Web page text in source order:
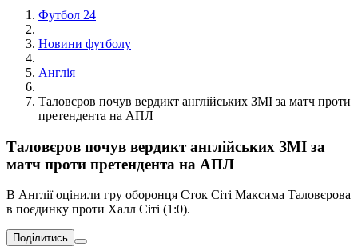
Футбол 24
Новини футболу
Англія
Таловєров почув вердикт англійських ЗМІ за матч проти
претендента на АПЛ
Таловєров почув вердикт англійських ЗМІ за
матч проти претендента на АПЛ
В Англії оцінили гру оборонця Сток Сіті Максима Таловєрова
в поєдинку проти Халл Сіті (1:0).
Поділитись